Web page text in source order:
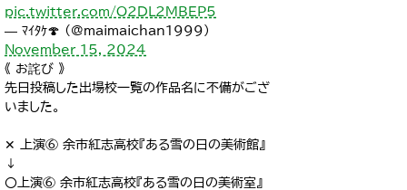
pic.twitter.com/O2DL2MBEP5
— ﾏｲﾀｹ🍄 (@maimaichan1999)
November 15, 2024
《 お詫び 》
先日投稿した出場校一覧の作品名に不備がござ
いました。
✕ 上演⑥ 余市紅志高校『ある雪の日の美術館』
↓
〇上演⑥ 余市紅志高校『ある雪の日の美術室』